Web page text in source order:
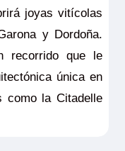
joyas vitícolas
y Dordoña.
recorrido que le
única en
como la Citadelle